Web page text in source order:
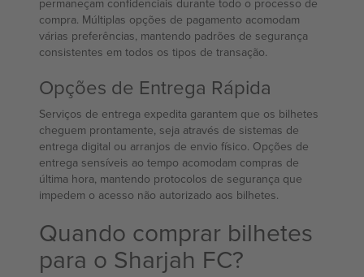
permaneçam confidenciais durante todo o processo de
compra. Múltiplas opções de pagamento acomodam
várias preferências, mantendo padrões de segurança
consistentes em todos os tipos de transação.
Opções de Entrega Rápida
Serviços de entrega expedita garantem que os bilhetes
cheguem prontamente, seja através de sistemas de
entrega digital ou arranjos de envio físico. Opções de
entrega sensíveis ao tempo acomodam compras de
última hora, mantendo protocolos de segurança que
impedem o acesso não autorizado aos bilhetes.
Quando comprar bilhetes
para o Sharjah FC?